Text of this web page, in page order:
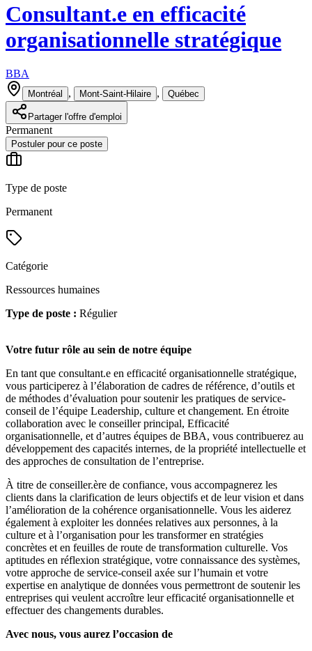
Consultant.e en efficacité
organisationnelle stratégique
BBA
Montréal , Mont-Saint-Hilaire , Québec
Partager l'offre d'emploi
Permanent
Postuler pour ce poste
Type de poste
Permanent
Catégorie
Ressources humaines
Type de poste : Régulier
Votre futur rôle au sein de notre équipe
En tant que consultant.e en efficacité organisationnelle stratégique,
vous participerez à l’élaboration de cadres de référence, d’outils et
de méthodes d’évaluation pour soutenir les pratiques de service-
conseil de l’équipe Leadership, culture et changement. En étroite
collaboration avec le conseiller principal, Efficacité
organisationnelle, et d’autres équipes de BBA, vous contribuerez au
développement des capacités internes, de la propriété intellectuelle et
des approches de consultation de l’entreprise.
À titre de conseiller.ère de confiance, vous accompagnerez les
clients dans la clarification de leurs objectifs et de leur vision et dans
l’amélioration de la cohérence organisationnelle. Vous les aiderez
également à exploiter les données relatives aux personnes, à la
culture et à l’organisation pour les transformer en stratégies
concrètes et en feuilles de route de transformation culturelle. Vos
aptitudes en réflexion stratégique, votre connaissance des systèmes,
votre approche de service-conseil axée sur l’humain et votre
expertise en analytique de données vous permettront de soutenir les
entreprises qui veulent accroître leur efficacité organisationnelle et
effectuer des changements durables.
Avec nous, vous aurez l’occasion de